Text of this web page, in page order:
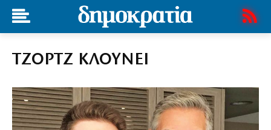
ΤΖΟΡΤΖ ΚΛΟΥΝΕΙ